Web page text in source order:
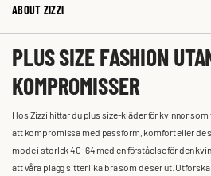
ABOUT ZIZZI
PLUS SIZE FASHION
KOMPROMISSER
Hos Zizzi hittar du plus size-kläder för kvinnor
att kompromissa med passform, komfort eller de
mode i storlek 40-64 med en förståelse för den
att våra plagg sitter lika bra som de ser ut.